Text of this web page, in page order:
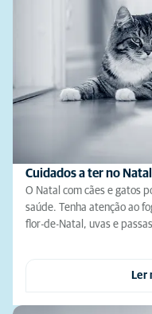
Cuidados a ter no Natal
O Natal com cães e gatos
saúde. Tenha atenção ao
flor-de-Natal, uvas e
Ler